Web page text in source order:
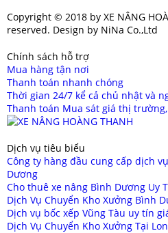
Copyright © 2018 by XE NÂNG
reserved. Design by NiNa Co.,Ltd
Chính sách hỗ trợ
Mua hàng tận nơi
Thanh toán nhanh chóng
Thời gian 24/7 kể cả chủ nhật và
Thanh toán Mua sát giá thị
Dịch vụ tiêu biểu
Công ty hàng đầu cung cấp dịch
Dương
Cho thuê xe nâng Bình Dương Uy
Dịch Vụ Chuyển Kho Xưởng Bình
Dịch vụ bốc xếp Vũng Tàu uy tín
Dịch Vụ Chuyển Kho Xưởng Tại